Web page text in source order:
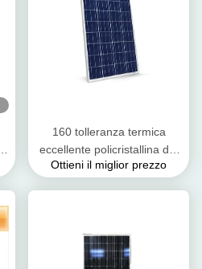
160 tolleranza termica
eccellente policristallina del
pannello solare
Ottieni il miglior prezzo